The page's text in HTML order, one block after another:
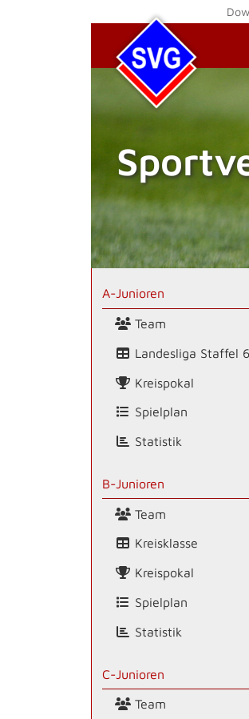
A-Junioren
Team
Landesliga Staffel 6
Kreispokal
Spielplan
Statistik
B-Junioren
Team
Kreisklasse
Kreispokal
Spielplan
Statistik
C-Junioren
Team